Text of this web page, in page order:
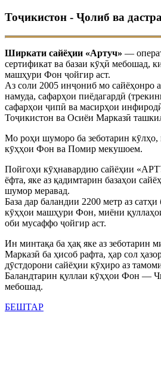
Тоҷикистон - Ҷолиб ва
Ширкати сайёҳии «Артуч» —
сертификат ва базаи кӯҳӣ мебошад,
машҳури Фон ҷойгир аст.
Аз соли 2005 инҷониб мо сайёҳонро
намуда, сафарҳои пиёдагардӣ
сафарҳои ҷипӣ ва масирҳои
Тоҷикистон ва Осиёи Марказӣ
Мо роҳи шуморо ба зеботарин кӯлҳо,
кӯҳҳои Фон ва Помир мекушоем.
Пойгоҳи кӯҳнавардию сайёҳии
ёфта, яке аз қадимтарин базаҳои
шумор меравад.
База дар баландии 2200 метр аз
кӯҳҳои машҳури Фон, миёни
оби мусаффо ҷойгир аст.
Ин минтақа ба ҳақ яке аз зеботарин
Марказӣ ба ҳисоб рафта, ҳар сол
дӯстдорони сайёҳии кӯҳиро аз
Баландтарин қуллаи кӯҳҳои Фон —
мебошад.
БЕШТАР